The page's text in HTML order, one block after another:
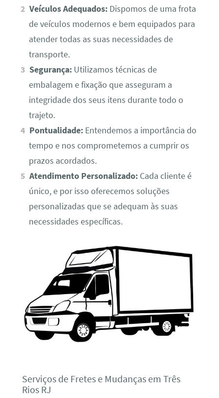
Veículos Adequados: Dispomos de uma frota
de veículos modernos e bem equipados para
atender todas as suas necessidades de
transporte.
Segurança: Utilizamos técnicas de
embalagem e fixação que asseguram a
integridade dos seus itens durante todo o
trajeto.
Pontualidade: Entendemos a importância do
tempo e nos comprometemos a cumprir os
prazos acordados.
Atendimento Personalizado: Cada cliente é
único, e por isso oferecemos soluções
personalizadas que se adequam às suas
necessidades específicas.
Serviços de Fretes e Mudanças em Três
Rios RJ